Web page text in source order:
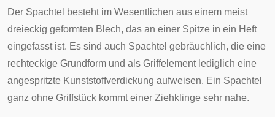
Der Spachtel besteht im Wesentlichen aus einem meist
dreieckig geformten Blech, das an einer Spitze in ein Heft
eingefasst ist. Es sind auch Spachtel gebräuchlich, die eine
rechteckige Grundform und als Griffelement lediglich eine
angespritzte Kunststoffverdickung aufweisen. Ein Spachtel
ganz ohne Griffstück kommt einer Ziehklinge sehr nahe.